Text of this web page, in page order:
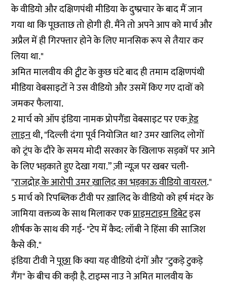
के वीडियो और दक्षिणपंथी मीडिया के दुष्प्रचार के बाद मैं जान
गया था कि पूछताछ तो होगी ही. मैंने तो अपने आप को मार्च और
अप्रैल में ही गिरफ्तार होने के लिए मानसिक रूप से तैयार कर
लिया था."
अमित मालवीय की ट्वीट के कुछ घंटे बाद ही तमाम दक्षिणपंथी
मीडिया वेबसाइटों ने उस वीडियो और उसमें किए गए दावों को
जमकर फैलाया.
2 मार्च को ऑप इंडिया नामक प्रोपगैंडा वेबसाइट पर एकहेड
लाइनथी, "दिल्ली दंगा पूर्व नियोजित था? उमर खालिद लोगों
को ट्रंप के दौरे के समय मोदी सरकार के खिलाफ सड़कों पर आने
के लिए भड़काते हुए देखा गया.” ज़ी न्यूज़ पर खबर चली-
"राजद्रोह के आरोपी उमर ख़ालिद का भड़काऊ वीडियो वायरल."
5 मार्च को रिपब्लिक टीवी पर ख़ालिद के वीडियो को हर्ष मंदर के
जामिया वक्तव्य के साथ मिलाकर एकप्राइमटाइम डिबेटइस
शीर्षक के साथ की गई- "टेप में कैद: लॉबी ने हिंसा की साजिश
कैसे की."
इंडिया टीवी नेपूछाकि क्या यह वीडियो दंगों और "टुकड़े टुकड़े
गैंग" के बीच की कड़ी है. टाइम्स नाउ ने अमित मालवीय के